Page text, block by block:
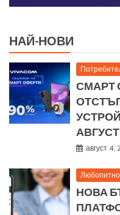
НАЙ-НОВИ
СМАРТ
АВГУСТ
август 4,
Любопитно
НОВА